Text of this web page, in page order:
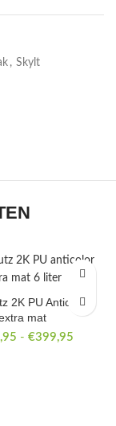
, Skylt
2K PU Anticolor
mat
- €399,95